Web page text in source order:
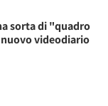
sorta di "quadro
videodiario